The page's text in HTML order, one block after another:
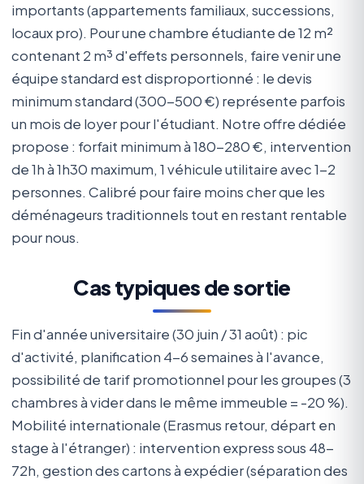
importants (appartements familiaux, successions,
locaux pro). Pour une chambre étudiante de 12 m²
contenant 2 m³ d'effets personnels, faire venir une
équipe standard est disproportionné : le devis
minimum standard (300-500 €) représente parfois
un mois de loyer pour l'étudiant. Notre offre dédiée
propose : forfait minimum à 180-280 €, intervention
de 1h à 1h30 maximum, 1 véhicule utilitaire avec 1-2
personnes. Calibré pour faire moins cher que les
déménageurs traditionnels tout en restant rentable
pour nous.
Cas typiques de sortie
Fin d'année universitaire (30 juin / 31 août) : pic
d'activité, planification 4-6 semaines à l'avance,
possibilité de tarif promotionnel pour les groupes (3
chambres à vider dans le même immeuble = -20 %).
Mobilité internationale (Erasmus retour, départ en
stage à l'étranger) : intervention express sous 48-
72h, gestion des cartons à expédier (séparation des